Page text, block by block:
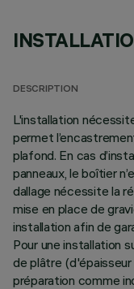
DESCRIPTION
L'installation
permet
plafond. En cas
panneaux, le boîtier
dallage nécessite la
mise en place de
installation afin de
Pour une installation
de plâtre
préparation comme